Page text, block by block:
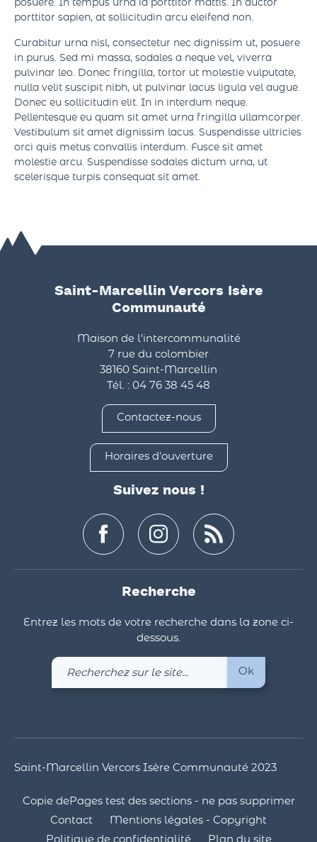
tellus tempus est imperdiet, sit amet placerat lacus
posuere. In tempus urna id porttitor mattis. In auctor
porttitor sapien, at sollicitudin arcu eleifend non.
Curabitur urna nisl, consectetur nec dignissim ut, posuere
in purus. Sed mi massa, sodales a neque vel, viverra
pulvinar leo. Donec fringilla, tortor ut molestie vulputate,
nulla velit suscipit nibh, ut pulvinar lacus ligula vel augue.
Donec eu sollicitudin elit. In in interdum neque.
Pellentesque eu quam sit amet urna fringilla ullamcorper.
Vestibulum sit amet dignissim lacus. Suspendisse ultricies
orci quis metus convallis interdum. Fusce sit amet
molestie arcu. Suspendisse sodales dictum urna, ut
Saint-Marcellin Vercors Isère
Maison de l'intercommunalité
7 rue du colombier
38160 Saint-Marcellin
Tél. : 04 76 38 45 48
Suivez nous !
Entrez les mots de votre recherche dans la zone ci-
dessous.
Copie dePages test des sections - ne pas supprimer